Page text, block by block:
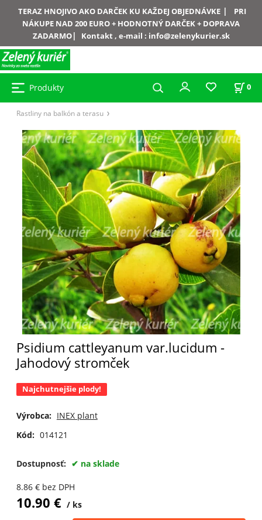
TERAZ HNOJIVO AKO DARČEK KU KAŽDEJ OBJEDNÁVKE|
PRI
NÁKUPE NAD 200 EURO + HODNOTNÝ DARČEK + DOPRAVA
ZADARMO| Kontakt , e-mail : info@zelenykurier.sk
Produkty 0
Rastliny na balkón a terasu
Psidium cattleyanum var.lucidum -
Jahodový stromček
Najchutnejšie plody!
Výrobca: INEX plant
Kód: 014121
Dostupnosť: na sklade
8.86€ bez DPH
10.90 € ks